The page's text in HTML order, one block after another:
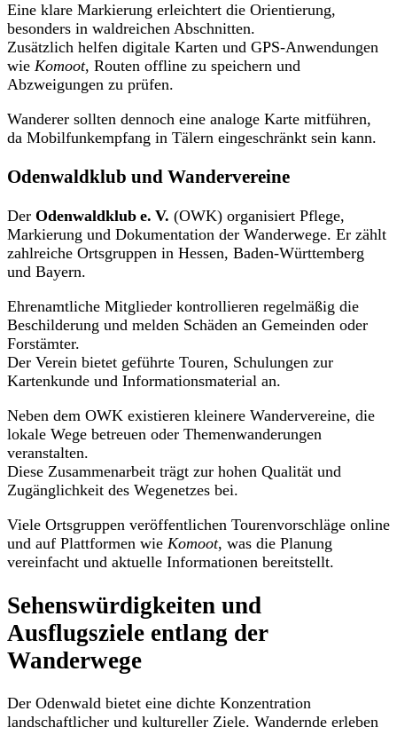
Eine klare Markierung erleichtert die Orientierung,
besonders in waldreichen Abschnitten.
Zusätzlich helfen digitale Karten und GPS-Anwendungen
wie Komoot, Routen offline zu speichern und
Abzweigungen zu prüfen.
Wanderer sollten dennoch eine analoge Karte mitführen,
da Mobilfunkempfang in Tälern eingeschränkt sein kann.
Odenwaldklub und Wandervereine
Der Odenwaldklub e. V. (OWK) organisiert Pflege,
Markierung und Dokumentation der Wanderwege. Er zählt
zahlreiche Ortsgruppen in Hessen, Baden-Württemberg
und Bayern.
Ehrenamtliche Mitglieder kontrollieren regelmäßig die
Beschilderung und melden Schäden an Gemeinden oder
Forstämter.
Der Verein bietet geführte Touren, Schulungen zur
Kartenkunde und Informationsmaterial an.
Neben dem OWK existieren kleinere Wandervereine, die
lokale Wege betreuen oder Themenwanderungen
veranstalten.
Diese Zusammenarbeit trägt zur hohen Qualität und
Zugänglichkeit des Wegenetzes bei.
Viele Ortsgruppen veröffentlichen Tourenvorschläge online
und auf Plattformen wie Komoot, was die Planung
vereinfacht und aktuelle Informationen bereitstellt.
Sehenswürdigkeiten und
Ausflugsziele entlang der
Wanderwege
Der Odenwald bietet eine dichte Konzentration
landschaftlicher und kultureller Ziele. Wandernde erleben